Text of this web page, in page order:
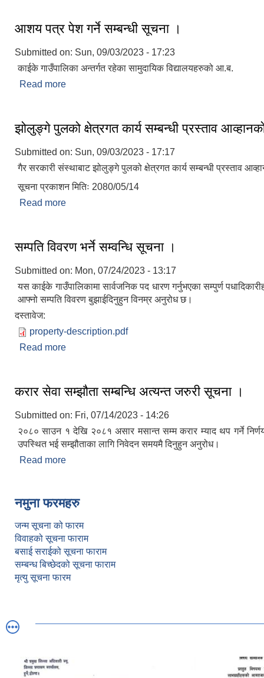
आशय पत्र पेश गर्ने सम्बन्धी सूचना ।
Submitted on: Sun, 09/03/2023 - 17:23
काईके गाउँपालिका अन्तर्गत रहेका सामुदायिक विद्यालयहरुको आ.ब.
Read more
झोलुङ्‍गे पुलको क्षेत्रगत कार्य सम्बन्धी प्रस्ताव
Submitted on: Sun, 09/03/2023 - 17:17
गैर सरकारी संस्थाबाट झोलुङ्‍गे पुलको क्षेत्रगत कार्य सम्बन्धी प्रस्ताव
सूचना प्रकाशन मितिः 2080/05/14
Read more
सम्पति विवरण भर्ने सम्वन्धि सूचना ।
Submitted on: Mon, 07/24/2023 - 13:17
यस काईके गाउँपालिकामा सार्वजनिक पद धारण गर्नुभएका सम्पुर्ण
आफ्नो सम्पति विवरण बुझाईदिनुहुन विनम्र अनुरोध छ।
दस्तावेज:
property-description.pdf
Read more
करार सेवा सम्झौता सम्बन्धि अत्यन्त जरुरी सूचना ।
Submitted on: Fri, 07/14/2023 - 14:26
२०८० साउन १ देखि २०८१ असार मसान्त सम्म करार म्याद थप गर्ने
उपस्थित भई सम्झौताका लागि निवेदन समयमै दिनुहुन अनुरोध।
Read more
नमुना फरमहरु
जन्म सूचना को फारम
विवाहको सूचना फाराम
बसाई सराईको सूचना फाराम
सम्बन्ध बिच्छेदको सूचना फाराम
मृत्यु सूचना फारम